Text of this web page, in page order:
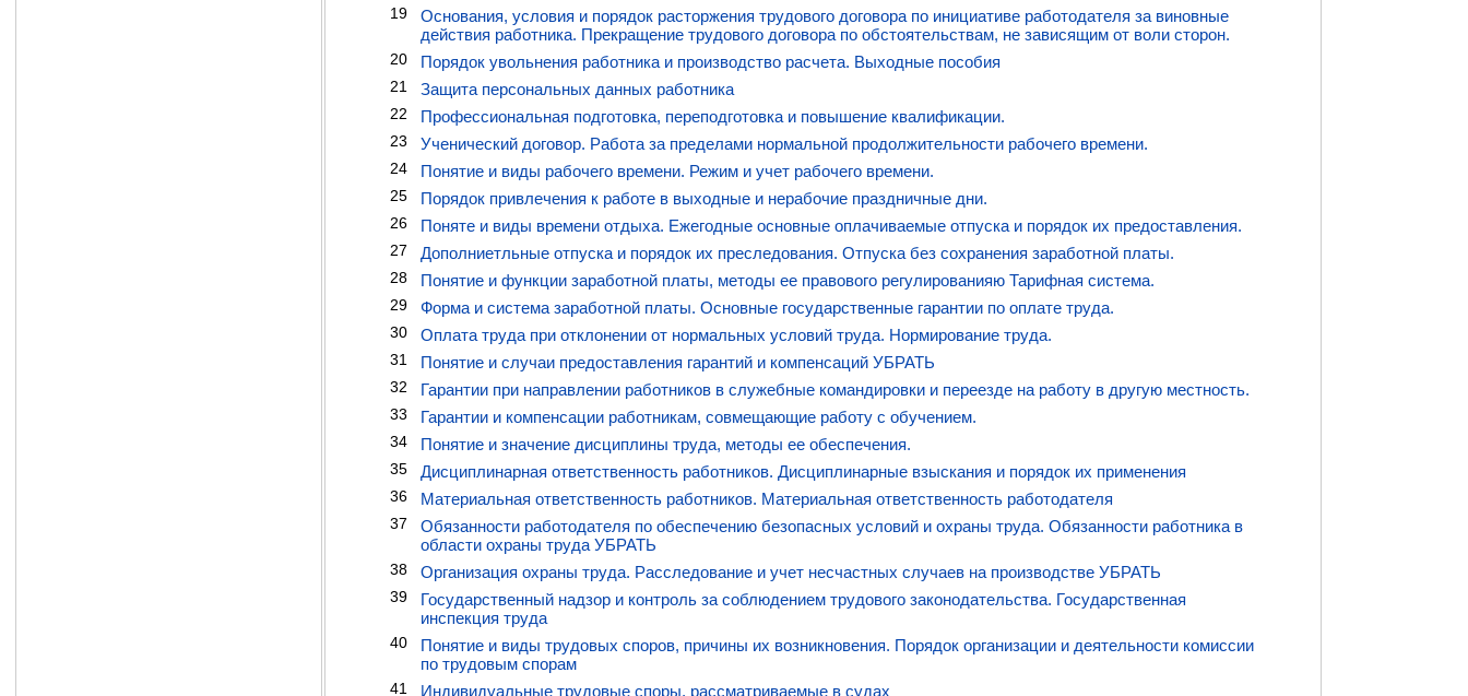
19
Основания, условия и порядок расторжения трудового договора по инициативе работодателя за виновные
действия работника. Прекращение трудового договора по обстоятельствам, не зависящим от воли сторон.
20 Порядок увольнения работника и производство расчета. Выходные пособия
21 Защита персональных данных работника
22 Профессиональная подготовка, переподготовка и повышение квалификации.
23 Ученический договор. Работа за пределами нормальной продолжительности рабочего времени.
24 Понятие и виды рабочего времени. Режим и учет рабочего времени.
25 Порядок привлечения к работе в выходные и нерабочие праздничные дни.
26 Поняте и виды времени отдыха. Ежегодные основные оплачиваемые отпуска и порядок их предоставления.
27 Дополниетльные отпуска и порядок их преследования. Отпуска без сохранения заработной платы.
28 Понятие и функции заработной платы, методы ее правового регулированияю Тарифная система.
29 Форма и система заработной платы. Основные государственные гарантии по оплате труда.
30 Оплата труда при отклонении от нормальных условий труда. Нормирование труда.
31 Понятие и случаи предоставления гарантий и компенсаций УБРАТЬ
32 Гарантии при направлении работников в служебные командировки и переезде на работу в другую местность.
33 Гарантии и компенсации работникам, совмещающие работу с обучением.
34 Понятие и значение дисциплины труда, методы ее обеспечения.
35 Дисциплинарная ответственность работников. Дисциплинарные взыскания и порядок их применения
36 Материальная ответственность работников. Материальная ответственность работодателя
37
Обязанности работодателя по обеспечению безопасных условий и охраны труда. Обязанности работника в
области охраны труда УБРАТЬ
38 Организация охраны труда. Расследование и учет несчастных случаев на производстве УБРАТЬ
39
Государственный надзор и контроль за соблюдением трудового законодательства. Государственная
инспекция труда
40
Понятие и виды трудовых споров, причины их возникновения. Порядок организации и деятельности комиссии
по трудовым спорам
41 Индивидуальные трудовые споры, рассматриваемые в судах